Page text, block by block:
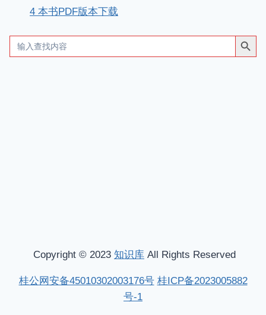
4 本书PDF版本下载
Search
for:
搜索按钮
Copyright © 2023 知识库 All Rights Reserved
桂公网安备45010302003176号 桂ICP备2023005882
号-1